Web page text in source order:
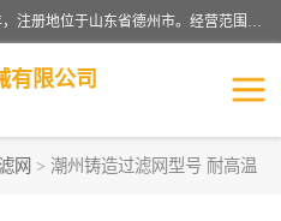
宁津县博涵机械有限公司成立于2016年，注册地位于山东省德州市。经营范围包括：机械设备研发、生产及销售，铸造用造型材料生产、销售，玻璃纤维及制品制造、销售，汽车零配件零售，机械零件、零部件加工，机械零件、零部件销售等；主要产品有：纤维过滤网,陶瓷过滤器,泡沫陶瓷过滤器,耐高温纤维过滤器,铸铁过滤器,铸铜过滤网,铸铝过滤网,铝轮毂过滤网,高效过滤网,高效陶瓷过滤网,高效纤维过滤网。
有限公司
网 > 潮州铸造过滤网型号 耐高温